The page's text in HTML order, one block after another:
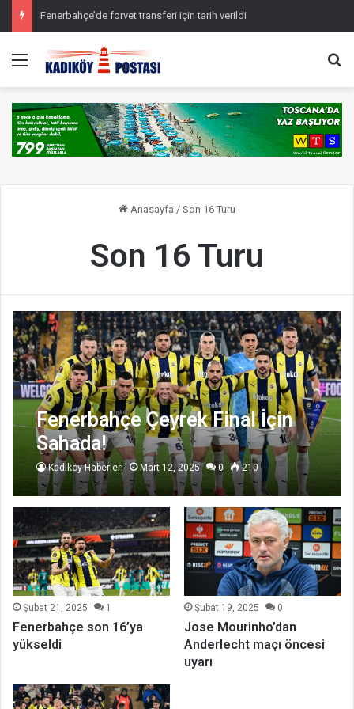
Fenerbahçe’de forvet transferi için tarih verildi
Menü
Anasayfa / Son 16 Turu
Son 16 Turu
Fenerbahçe Çeyrek Final İçin
Sahada!
Kadıköy Haberleri Mart 12, 2025 0 210
Şubat 21, 2025 1
Fenerbahçe son 16’ya
yükseldi
Şubat 19, 2025 0
Jose Mourinho’dan
Anderlecht maçı öncesi
uyarı